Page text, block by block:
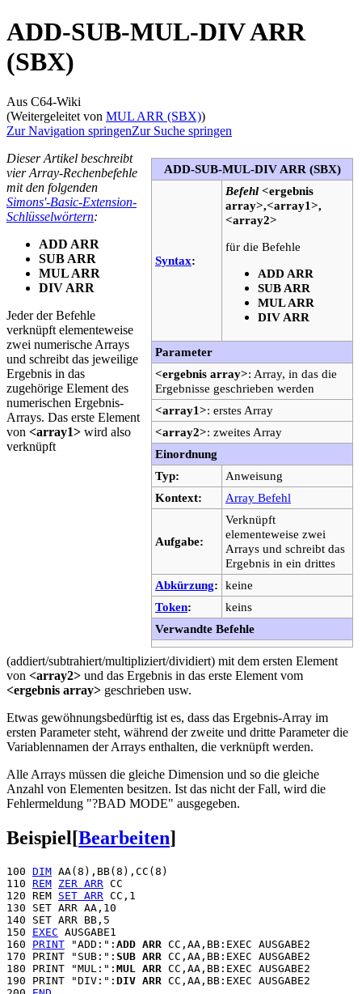
ADD-SUB-MUL-DIV ARR
(SBX)
Aus C64-Wiki
(Weitergeleitet von MUL ARR (SBX))
Zur Navigation springenZur Suche springen
ADD-SUB-MUL-DIV ARR (SBX)
Syntax:
Befehl <ergebnis
array>,<array1>,
<array2>
für die Befehle
ADD ARR
SUB ARR
MUL ARR
DIV ARR
Parameter
<ergebnis array>: Array, in das die
Ergebnisse geschrieben werden
<array1>: erstes Array
<array2>: zweites Array
Einordnung
Typ:
Anweisung
Kontext:
Array Befehl
Aufgabe:
Verknüpft
elementeweise zwei
Arrays und schreibt das
Ergebnis in ein drittes
Abkürzung: keine
Token:
keins
Verwandte Befehle
Dieser Artikel beschreibt
vier Array-Rechenbefehle
mit den folgenden
Simons'-Basic-Extension-
Schlüsselwörtern:
ADD ARR
SUB ARR
MUL ARR
DIV ARR
Jeder der Befehle
verknüpft elementeweise
zwei numerische Arrays
und schreibt das jeweilige
Ergebnis in das
zugehörige Element des
numerischen Ergebnis-
Arrays. Das erste Element
von <array1> wird also
verknüpft
(addiert/subtrahiert/multipliziert/dividiert) mit dem ersten Element
von <array2> und das Ergebnis in das erste Element vom
<ergebnis array> geschrieben usw.
Etwas gewöhnungsbedürftig ist es, dass das Ergebnis-Array im
ersten Parameter steht, während der zweite und dritte Parameter die
Variablennamen der Arrays enthalten, die verknüpft werden.
Alle Arrays müssen die gleiche Dimension und so die gleiche
Anzahl von Elementen besitzen. Ist das nicht der Fall, wird die
Fehlermeldung "?BAD MODE" ausgegeben.
Beispiel[Bearbeiten]
100 DIM AA(8),BB(8),CC(8)
110 REM ZER ARR CC
120 REM SET ARR CC,1
130 SET ARR AA,10
140 SET ARR BB,5
150 EXEC AUSGABE1
160 PRINT "ADD:": ADD ARR CC,AA,BB:EXEC AUSGABE2
170 PRINT "SUB:": SUB ARR CC,AA,BB:EXEC AUSGABE2
180 PRINT "MUL:": MUL ARR CC,AA,BB:EXEC AUSGABE2
190 PRINT "DIV:": DIV ARR CC,AA,BB:EXEC AUSGABE2